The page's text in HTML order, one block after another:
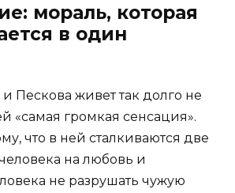
мораль, которая
в один
Пескова живет так долго не
«самая громкая сенсация».
что в ней сталкиваются две
на любовь и
не разрушать чужую